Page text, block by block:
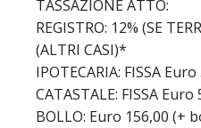
TASSAZIONE ATTO:
REGISTRO: 12% (SE
(ALTRI CASI)*
IPOTECARIA: FISSA
CATASTALE: FISSA Euro
BOLLO: Euro 156,00 (+